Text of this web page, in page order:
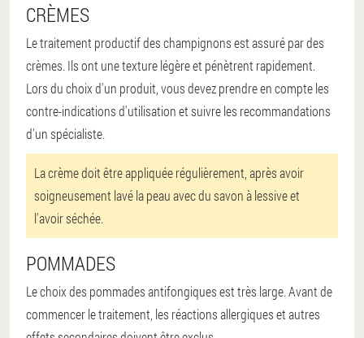
CRÈMES
Le traitement productif des champignons est assuré par des
crèmes. Ils ont une texture légère et pénètrent rapidement.
Lors du choix d'un produit, vous devez prendre en compte les
contre-indications d'utilisation et suivre les recommandations
d'un spécialiste.
La crème doit être appliquée régulièrement, après avoir
soigneusement lavé la peau avec du savon à lessive et
l'avoir séchée.
POMMADES
Le choix des pommades antifongiques est très large. Avant de
commencer le traitement, les réactions allergiques et autres